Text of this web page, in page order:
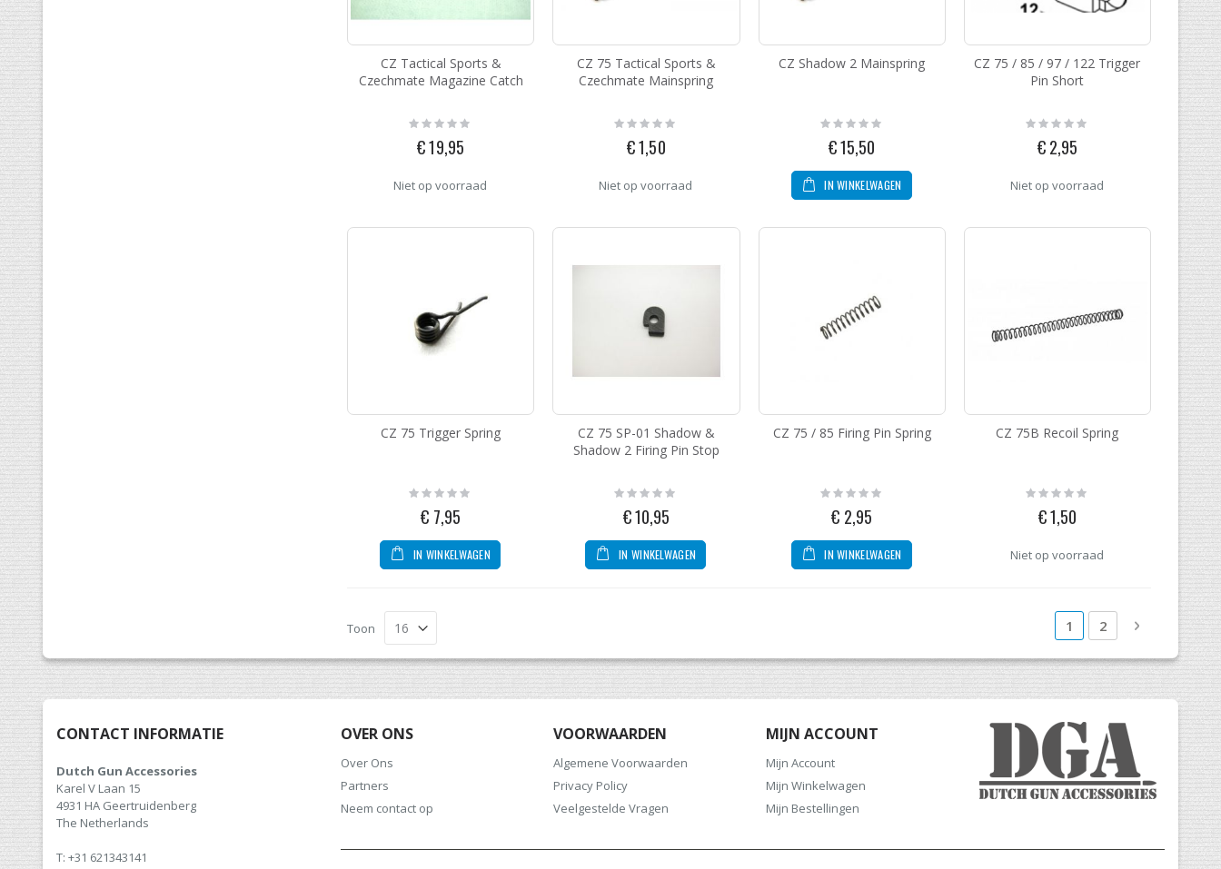
CZ Tactical Sports &
Czechmate Magazine Catch
Rating:
€ 19,95
Niet op voorraad
CZ 75 Tactical Sports &
Czechmate Mainspring
Rating:
€ 1,50
Niet op voorraad
CZ Shadow 2 Mainspring
Rating:
€ 15,50
IN WINKELWAGEN
CZ 75 / 85 / 97 / 122 Trigger
Pin Short
Rating:
€ 2,95
Niet op voorraad
CZ 75 Trigger Spring
Rating:
0%
€ 7,95
IN WINKELWAGEN
CZ 75 SP-01 Shadow &
Shadow 2 Firing Pin Stop
Rating:
0%
€ 10,95
IN WINKELWAGEN
CZ 75 / 85 Firing Pin Spring
Rating:
0%
€ 2,95
IN WINKELWAGEN
CZ 75B Recoil Spring
Rating:
0%
€ 1,50
Niet op voorraad
Pagina
U lees momenteel
1 Pagina
2 Pagina
Volgende
Toon
CONTACT INFORMATIE
Dutch Gun Accessories
Karel V Laan 15
4931 HA Geertruidenberg
The Netherlands
T: +31 621343141
OVER ONS
Over Ons
Partners
Neem contact op
VOORWAARDEN
Algemene Voorwaarden
Privacy Policy
Veelgestelde Vragen
MIJN ACCOUNT
Mijn Account
Mijn Winkelwagen
Mijn Bestellingen